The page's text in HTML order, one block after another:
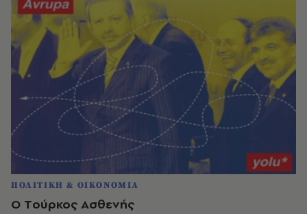
ΠΟΛΙΤΙΚΗ & ΟΙΚΟΝΟΜΙΑ
O Tούρκος Aσθενής